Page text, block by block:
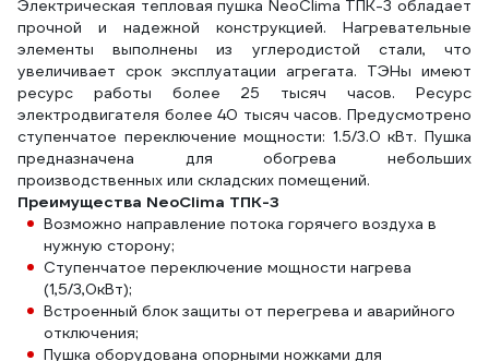
Электрическая тепловая пушка NeoClima ТПК-3 обладает
прочной и надежной конструкцией. Нагревательные
элементы выполнены из углеродистой стали, что
увеличивает срок эксплуатации агрегата. ТЭНы имеют
ресурс работы более 25 тысяч часов. Ресурс
электродвигателя более 40 тысяч часов. Предусмотрено
ступенчатое переключение мощности: 1.5/3.0 кВт. Пушка
предназначена для обогрева небольших
производственных или складских помещений.
Преимущества NeoClima ТПК-3
Возможно направление потока горячего воздуха в
нужную сторону;
Ступенчатое переключение мощности нагрева
(1,5/3,0кВт);
Встроенный блок защиты от перегрева и аварийного
отключения;
Пушка оборудована опорными ножками для